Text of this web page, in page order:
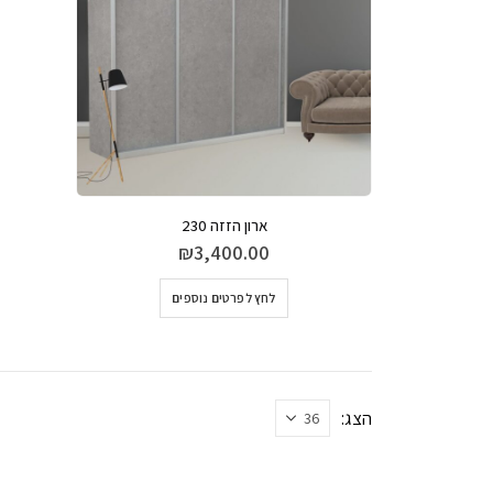
ארון הזזה 230
₪3,400.00
לחץ לפרטים נוספים
סוגים.
הצג: